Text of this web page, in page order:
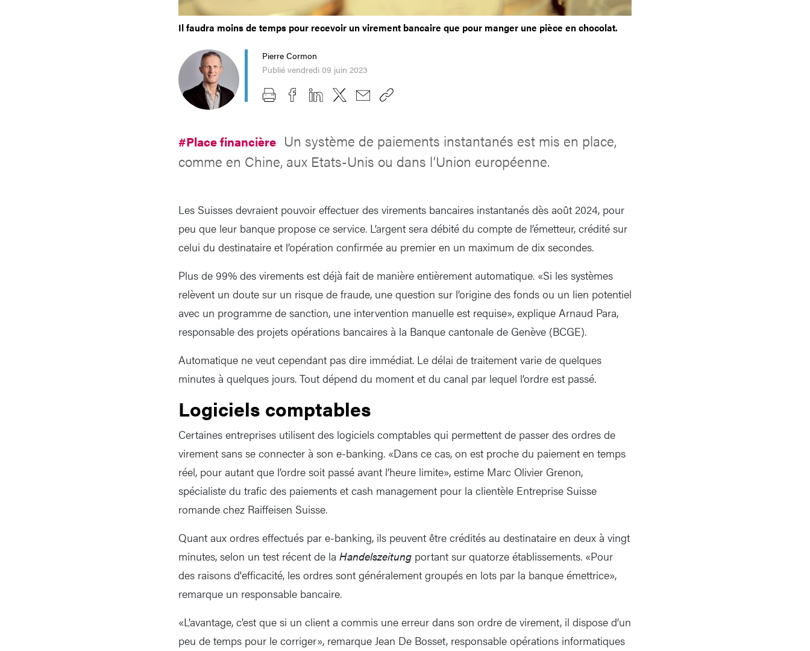
Il faudra moins de temps pour recevoir un virement bancaire que pour manger une pièce en chocolat.
Pierre Cormon
Publié vendredi 09 juin 2023
#Place financière Un système de paiements instantanés est mis en place,
comme en Chine, aux Etats-Unis ou dans l’Union européenne.
Les Suisses devraient pouvoir effectuer des virements bancaires instantanés dès août 2024, pour
peu que leur banque propose ce service. L’argent sera débité du compte de l’émetteur, crédité sur
celui du destinataire et l’opération confirmée au premier en un maximum de dix secondes.
Plus de 99% des virements est déjà fait de manière entièrement automatique. «Si les systèmes
relèvent un doute sur un risque de fraude, une question sur l’origine des fonds ou un lien potentiel
avec un programme de sanction, une intervention manuelle est requise», explique Arnaud Para,
responsable des projets opérations bancaires à la Banque cantonale de Genève (BCGE).
Automatique ne veut cependant pas dire immédiat. Le délai de traitement varie de quelques
minutes à quelques jours. Tout dépend du moment et du canal par lequel l’ordre est passé.
Logiciels comptables
Certaines entreprises utilisent des logiciels comptables qui permettent de passer des ordres de
virement sans se connecter à son e-banking. «Dans ce cas, on est proche du paiement en temps
réel, pour autant que l’ordre soit passé avant l’heure limite», estime Marc Olivier Grenon,
spécialiste du trafic des paiements et cash management pour la clientèle Entreprise Suisse
romande chez Raiffeisen Suisse.
Quant aux ordres effectués par e-banking, ils peuvent être crédités au destinataire en deux à vingt
minutes, selon un test récent de la Handelszeitung portant sur quatorze établissements. «Pour
des raisons d'efficacité, les ordres sont généralement groupés en lots par la banque émettrice»,
remarque un responsable bancaire.
«L’avantage, c’est que si un client a commis une erreur dans son ordre de virement, il dispose d’un
peu de temps pour le corriger», remarque Jean De Bosset, responsable opérations informatiques